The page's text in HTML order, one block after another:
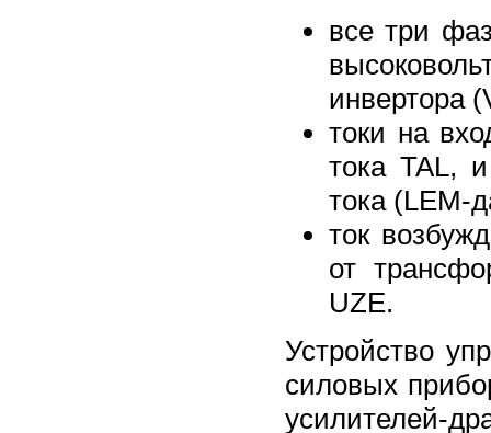
все три
инвертора
токи на
тока TAL,
тока (LEM-
ток
от
UZE.
Устройство
силовых
усилителей-